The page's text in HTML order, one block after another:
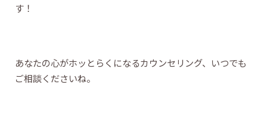
す！
あなたの心がホッとらくになるカウンセリング、いつでも
ご相談くださいね。